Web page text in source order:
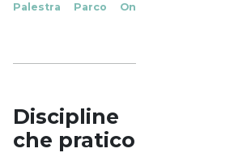
Palestra Parco Online
Discipline
che pratico